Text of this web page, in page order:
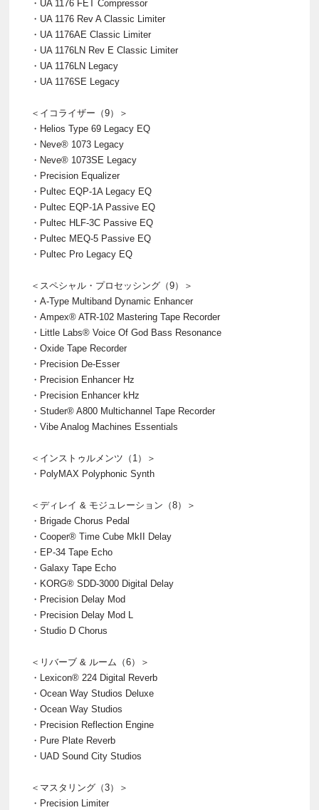
・UA 1176 FET Compressor
・UA 1176 Rev A Classic Limiter
・UA 1176AE Classic Limiter
・UA 1176LN Rev E Classic Limiter
・UA 1176LN Legacy
・UA 1176SE Legacy
＜イコライザー（9）＞
・Helios Type 69 Legacy EQ
・Neve® 1073 Legacy
・Neve® 1073SE Legacy
・Precision Equalizer
・Pultec EQP-1A Legacy EQ
・Pultec EQP-1A Passive EQ
・Pultec HLF-3C Passive EQ
・Pultec MEQ-5 Passive EQ
・Pultec Pro Legacy EQ
＜スペシャル・プロセッシング（9）＞
・A-Type Multiband Dynamic Enhancer
・Ampex® ATR-102 Mastering Tape Recorder
・Little Labs® Voice Of God Bass Resonance
・Oxide Tape Recorder
・Precision De-Esser
・Precision Enhancer Hz
・Precision Enhancer kHz
・Studer® A800 Multichannel Tape Recorder
・Vibe Analog Machines Essentials
＜インストゥルメンツ（1）＞
・PolyMAX Polyphonic Synth
＜ディレイ & モジュレーション（8）＞
・Brigade Chorus Pedal
・Cooper® Time Cube MkII Delay
・EP-34 Tape Echo
・Galaxy Tape Echo
・KORG® SDD-3000 Digital Delay
・Precision Delay Mod
・Precision Delay Mod L
・Studio D Chorus
＜リバーブ & ルーム（6）＞
・Lexicon® 224 Digital Reverb
・Ocean Way Studios Deluxe
・Ocean Way Studios
・Precision Reflection Engine
・Pure Plate Reverb
・UAD Sound City Studios
＜マスタリング（3）＞
・Precision Limiter